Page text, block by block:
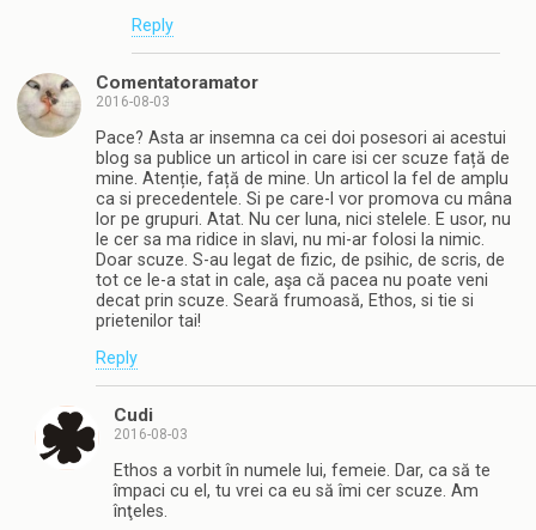
Reply
Comentatoramator
2016-08-03
Pace? Asta ar insemna ca cei doi posesori ai acestui
blog sa publice un articol in care isi cer scuze față de
mine. Atenție, față de mine. Un articol la fel de amplu
ca si precedentele. Si pe care-l vor promova cu mâna
lor pe grupuri. Atat. Nu cer luna, nici stelele. E usor, nu
le cer sa ma ridice in slavi, nu mi-ar folosi la nimic.
Doar scuze. S-au legat de fizic, de psihic, de scris, de
tot ce le-a stat in cale, aşa că pacea nu poate veni
decat prin scuze. Seară frumoasă, Ethos, si tie si
prietenilor tai!
Reply
Cudi
2016-08-03
Ethos a vorbit în numele lui, femeie. Dar, ca să te
împaci cu el, tu vrei ca eu să îmi cer scuze. Am
înţeles.